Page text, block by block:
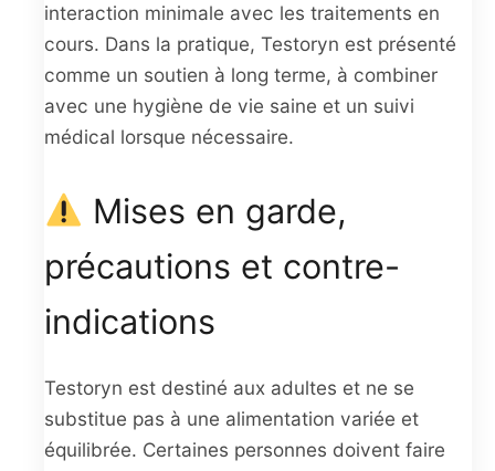
interaction minimale avec les traitements en
cours. Dans la pratique, Testoryn est présenté
comme un soutien à long terme, à combiner
avec une hygiène de vie saine et un suivi
médical lorsque nécessaire.
Mises en garde,
précautions et contre-
indications
Testoryn est destiné aux adultes et ne se
substitue pas à une alimentation variée et
équilibrée. Certaines personnes doivent faire